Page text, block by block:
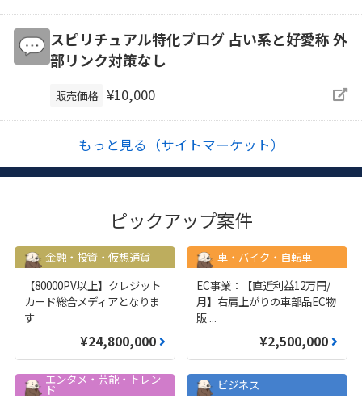
スピリチュアル特化ブログ 占い系と好愛称 外
部リンク対策なし
販売価格 ¥10,000
もっと見る（サイトマーケット）
ピックアップ案件
金融・投資・仮想通貨
【80000PV以上】クレジット
カード総合メディアとなりま
す
¥24,800,000
車・バイク・自転車
EC事業：【直近利益12万円/
月】右肩上がりの車部品EC物
販 ...
¥2,500,000
エンタメ・芸能・トレン
ド
ビジネス